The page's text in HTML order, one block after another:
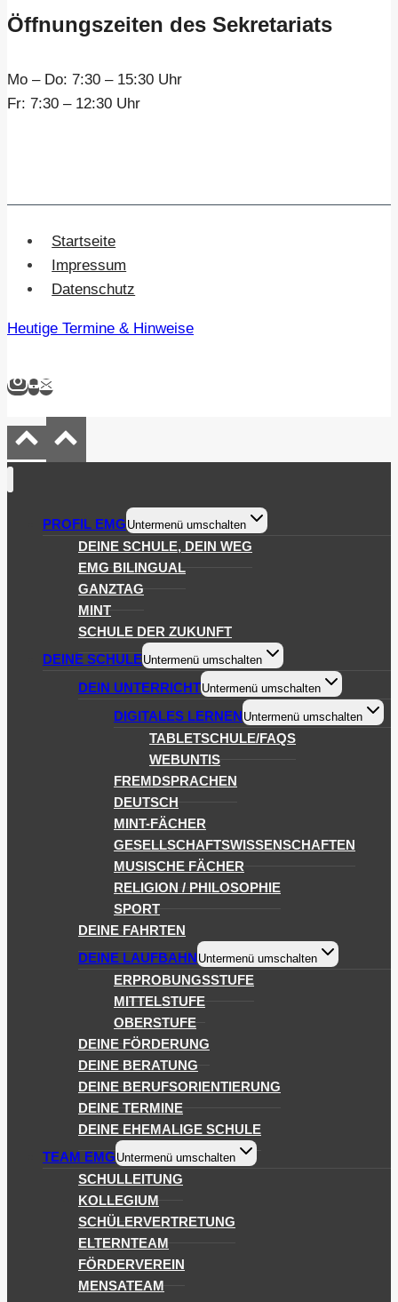
Öffnungszeiten des Sekretariats
Mo – Do: 7:30 – 15:30 Uhr
Fr: 7:30 – 12:30 Uhr
Startseite
Impressum
Datenschutz
Heutige Termine & Hinweise
PROFIL EMG Untermenü umschalten
DEINE SCHULE, DEIN WEG
EMG BILINGUAL
GANZTAG
MINT
SCHULE DER ZUKUNFT
DEINE SCHULEUntermenü umschalten
DEIN UNTERRICHTUntermenü umschalten
DIGITALES LERNEN Untermenü umschalten
TABLETSCHULE/FAQS
WEBUNTIS
FREMDSPRACHEN
DEUTSCH
MINT-FÄCHER
GESELLSCHAFTSWISSENSCHAFTEN
MUSISCHE FÄCHER
RELIGION / PHILOSOPHIE
SPORT
DEINE FAHRTEN
DEINE LAUFBAHN Untermenü umschalten
ERPROBUNGSSTUFE
MITTELSTUFE
OBERSTUFE
DEINE FÖRDERUNG
DEINE BERATUNG
DEINE BERUFSORIENTIERUNG
DEINE TERMINE
DEINE EHEMALIGE SCHULE
TEAM EMG Untermenü umschalten
SCHULLEITUNG
KOLLEGIUM
SCHÜLERVERTRETUNG
ELTERNTEAM
FÖRDERVEREIN
MENSATEAM